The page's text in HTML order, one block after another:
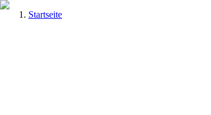
Startseite